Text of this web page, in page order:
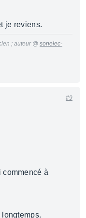
je reviens.
; auteur @ sonelec-
#9
commencé à